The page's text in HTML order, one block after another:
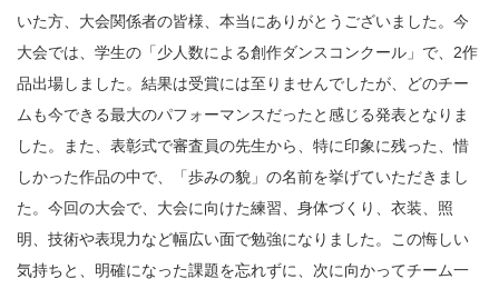
いた方、大会関係者の皆様、本当にありがとうございました。今
大会では、学生の「少人数による創作ダンスコンクール」で、2作
品出場しました。結果は受賞には至りませんでしたが、どのチー
ムも今できる最大のパフォーマンスだったと感じる発表となりま
した。また、表彰式で審査員の先生から、特に印象に残った、惜
しかった作品の中で、「歩みの貌」の名前を挙げていただきまし
た。今回の大会で、大会に向けた練習、身体づくり、衣装、照
明、技術や表現力など幅広い面で勉強になりました。この悔しい
気持ちと、明確になった課題を忘れずに、次に向かってチーム一